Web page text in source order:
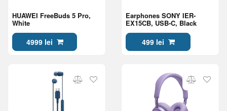
HUAWEI FreeBuds 5 Pro,
White
4999 lei
Earphones SONY IER-
EX15CB, USB-C, Black
499 lei